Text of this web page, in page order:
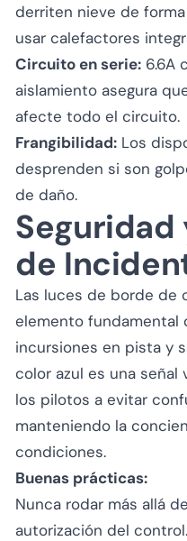
derriten nieve de
usar calefactores
Circuito en serie: 6.6A
aislamiento asegura
afecte todo el circuito.
Frangibilidad: Los
desprenden si son
de daño.
Seguridad
de
Las luces de borde de
elemento fundamental
incursiones en pista y
color azul es una señal
los pilotos a evitar
manteniendo la
condiciones.
Buenas prácticas:
Nunca rodar más allá
autorización del control.